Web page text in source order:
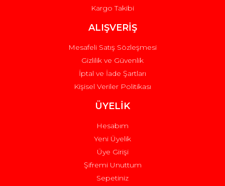
Kargo Takibi
ALIŞVERİŞ
Mesafeli Satış Sözleşmesi
Gizlilik ve Güvenlik
İptal ve İade Şartları
Kişisel Veriler Politikası
ÜYELİK
Hesabım
Yeni Üyelik
Üye Girişi
Şifremi Unuttum
Sepetiniz